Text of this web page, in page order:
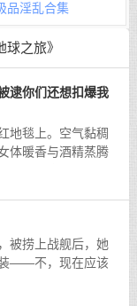
品淫乱合集
之旅》
逮你们还想扣爆我
毯上。空气黏稠
体暖香与酒精蒸腾
轻碰的脆响，以及
被捞上战舰后，她
装——不，现在应该